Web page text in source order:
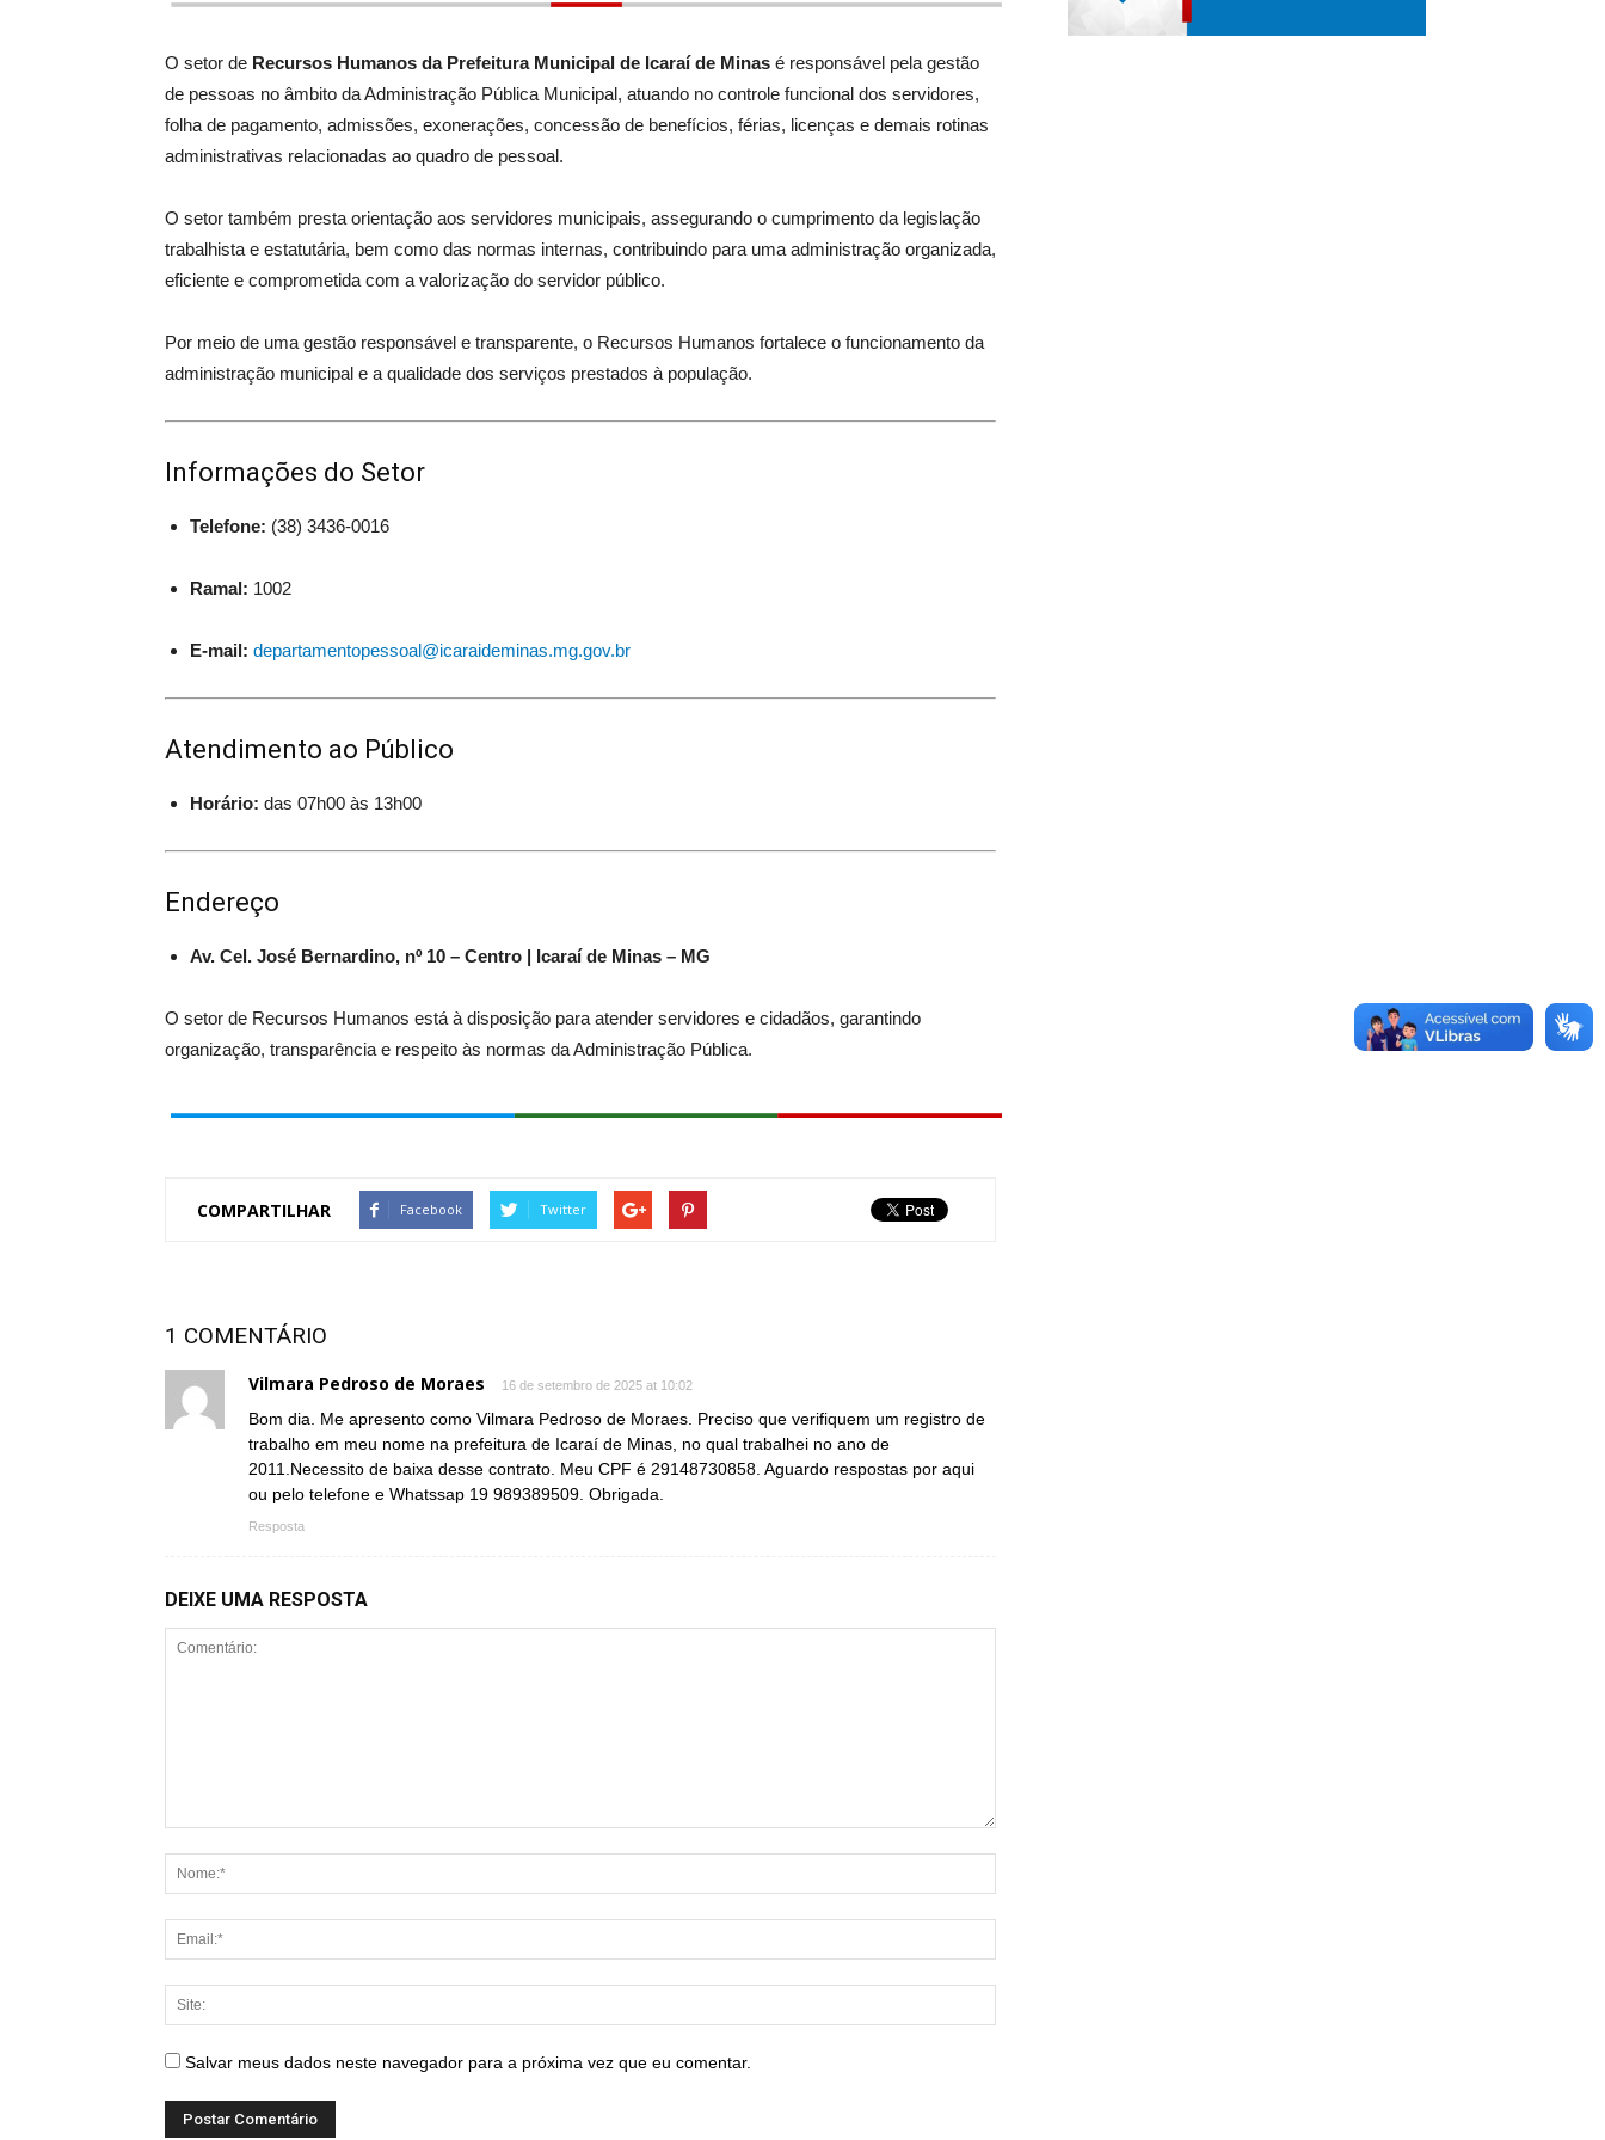
O setor de Recursos Humanos da Prefeitura Municipal de Icaraí de Minas é responsável pela gestão
de pessoas no âmbito da Administração Pública Municipal, atuando no controle funcional dos servidores,
folha de pagamento, admissões, exonerações, concessão de benefícios, férias, licenças e demais rotinas
administrativas relacionadas ao quadro de pessoal.
O setor também presta orientação aos servidores municipais, assegurando o cumprimento da legislação
trabalhista e estatutária, bem como das normas internas, contribuindo para uma administração organizada,
eficiente e comprometida com a valorização do servidor público.
Por meio de uma gestão responsável e transparente, o Recursos Humanos fortalece o funcionamento da
administração municipal e a qualidade dos serviços prestados à população.
Informações do Setor
Telefone: (38) 3436-0016
Ramal: 1002
E-mail: departamentopessoal@icaraideminas.mg.gov.br
Atendimento ao Público
Horário: das 07h00 às 13h00
Endereço
Av. Cel. José Bernardino, nº 10 – Centro | Icaraí de Minas – MG
O setor de Recursos Humanos está à disposição para atender servidores e cidadãos, garantindo
organização, transparência e respeito às normas da Administração Pública.
COMPARTILHAR Facebook Twitter
1 COMENTÁRIO
Vilmara Pedroso de Moraes 16 de setembro de 2025 at 10:02
Bom dia. Me apresento como Vilmara Pedroso de Moraes. Preciso que verifiquem um registro de
trabalho em meu nome na prefeitura de Icaraí de Minas, no qual trabalhei no ano de
2011.Necessito de baixa desse contrato. Meu CPF é 29148730858. Aguardo respostas por aqui
ou pelo telefone e Whatssap 19 989389509. Obrigada.
Resposta
DEIXE UMA RESPOSTA
Salvar meus dados neste navegador para a próxima vez que eu comentar.